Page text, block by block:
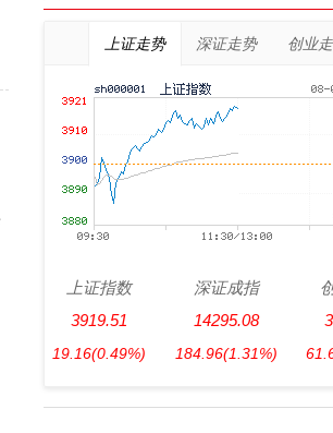
上证走势 深证走势 创业
上证指数
3919.51
19.16(0.49%)
深证成指
14295.08
184.96(1.31%)